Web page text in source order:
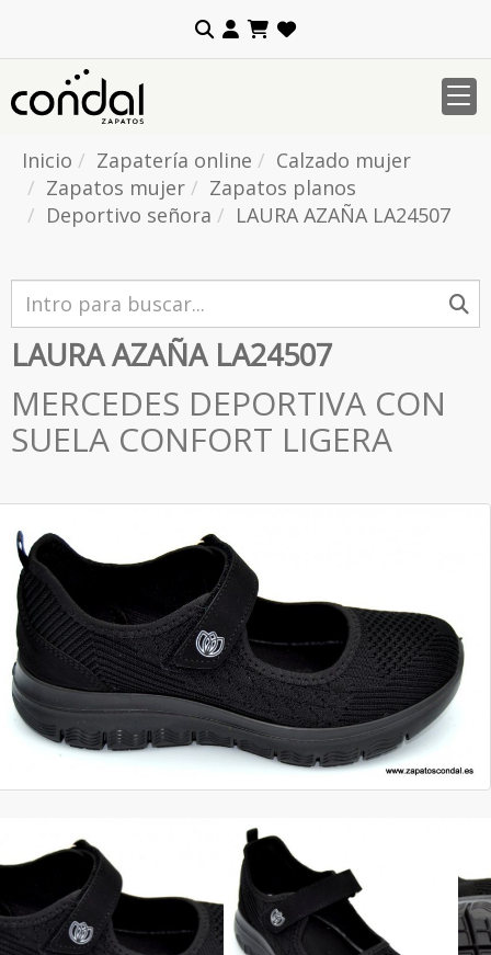
Inicio Zapatería online
Calzado mujer
Zapatos mujer
Zapatos planos
Deportivo señora
LAURA AZAÑA LA24507
LAURA AZAÑA LA24507
MERCEDES DEPORTIVA CON
SUELA CONFORT LIGERA